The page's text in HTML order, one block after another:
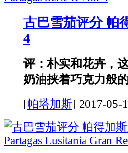
古巴雪茄评分 帕
4
评：朴实和花卉，
奶油挟着巧克力般
[帕塔加斯] 2017-